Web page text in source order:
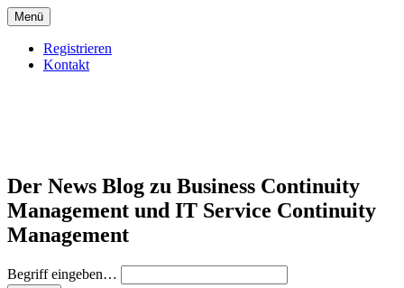
Menü
Registrieren
Kontakt
Der News Blog zu Business Continuity
Management und IT Service Continuity
Management
Begriff eingeben…